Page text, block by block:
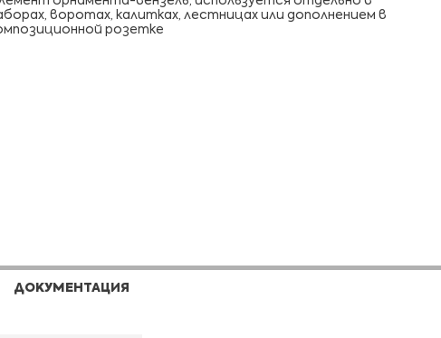
воротах, калитках, лестницах или дополнением в
розетке
ДОКУМЕНТАЦИЯ